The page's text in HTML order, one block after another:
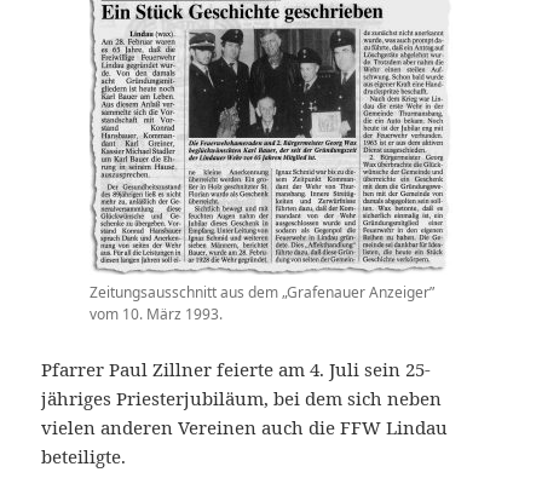
Zeitungsausschnitt aus dem „Grafenauer Anzeiger”
vom 10. März 1993.
Pfarrer Paul Zillner feierte am 4. Juli sein 25-
jähriges Priesterjubiläum, bei dem sich neben
vielen anderen Vereinen auch die FFW Lindau
beteiligte.